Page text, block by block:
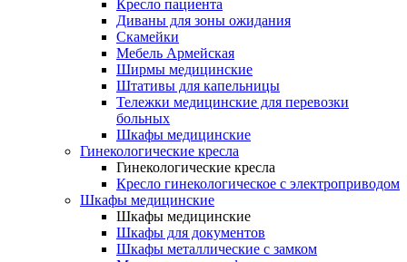
Кресло пациента
Диваны для зоны ожидания
Скамейки
Мебель Армейская
Ширмы медицинские
Штативы для капельницы
Тележки медицинские для перевозки
больных
Шкафы медицинские
Гинекологические кресла
Гинекологические кресла
Кресло гинекологическое с электроприводом
Шкафы медицинские
Шкафы медицинские
Шкафы для документов
Шкафы металлические с замком